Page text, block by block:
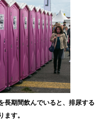
長期間飲んでいると、排尿する
す。